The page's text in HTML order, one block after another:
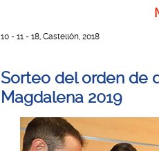
10 - 11 - 18, Castellón, 2018
Sorteo del orden de
Magdalena 2019